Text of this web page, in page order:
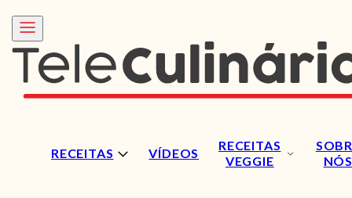
RECEITAS VÍDEOS
RECEITAS
VEGGIE
NÓS